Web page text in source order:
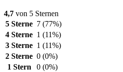
4,7 von 5 Sternen
5 Sterne 7 (77%)
4 Sterne 1 (11%)
3 Sterne 1 (11%)
2 Sterne 0 (0%)
1 Stern
0 (0%)